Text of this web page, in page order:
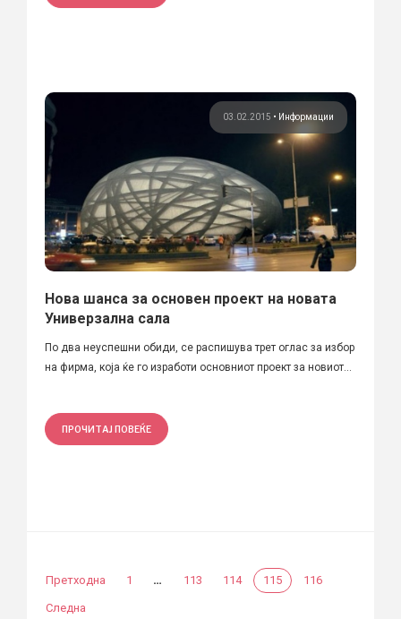
03.02.2015 • Информации
Нова шанса за основен проект на новата
Универзална сала
По два неуспешни обиди, се распишува трет оглас за избор
на фирма, која ќе го изработи основниот проект за новиот...
ПРОЧИТАЈ ПОВЕЌЕ
Претходна 1 … 113 114 115 116
Следна